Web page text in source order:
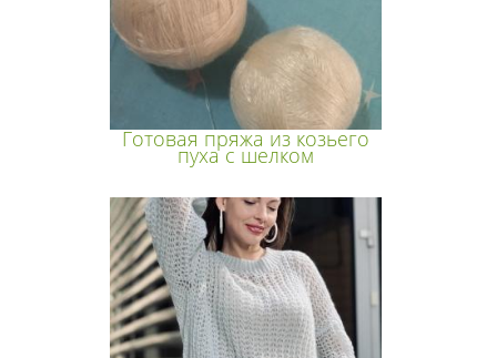
Готовая пряжа из козьего
пуха с шелком